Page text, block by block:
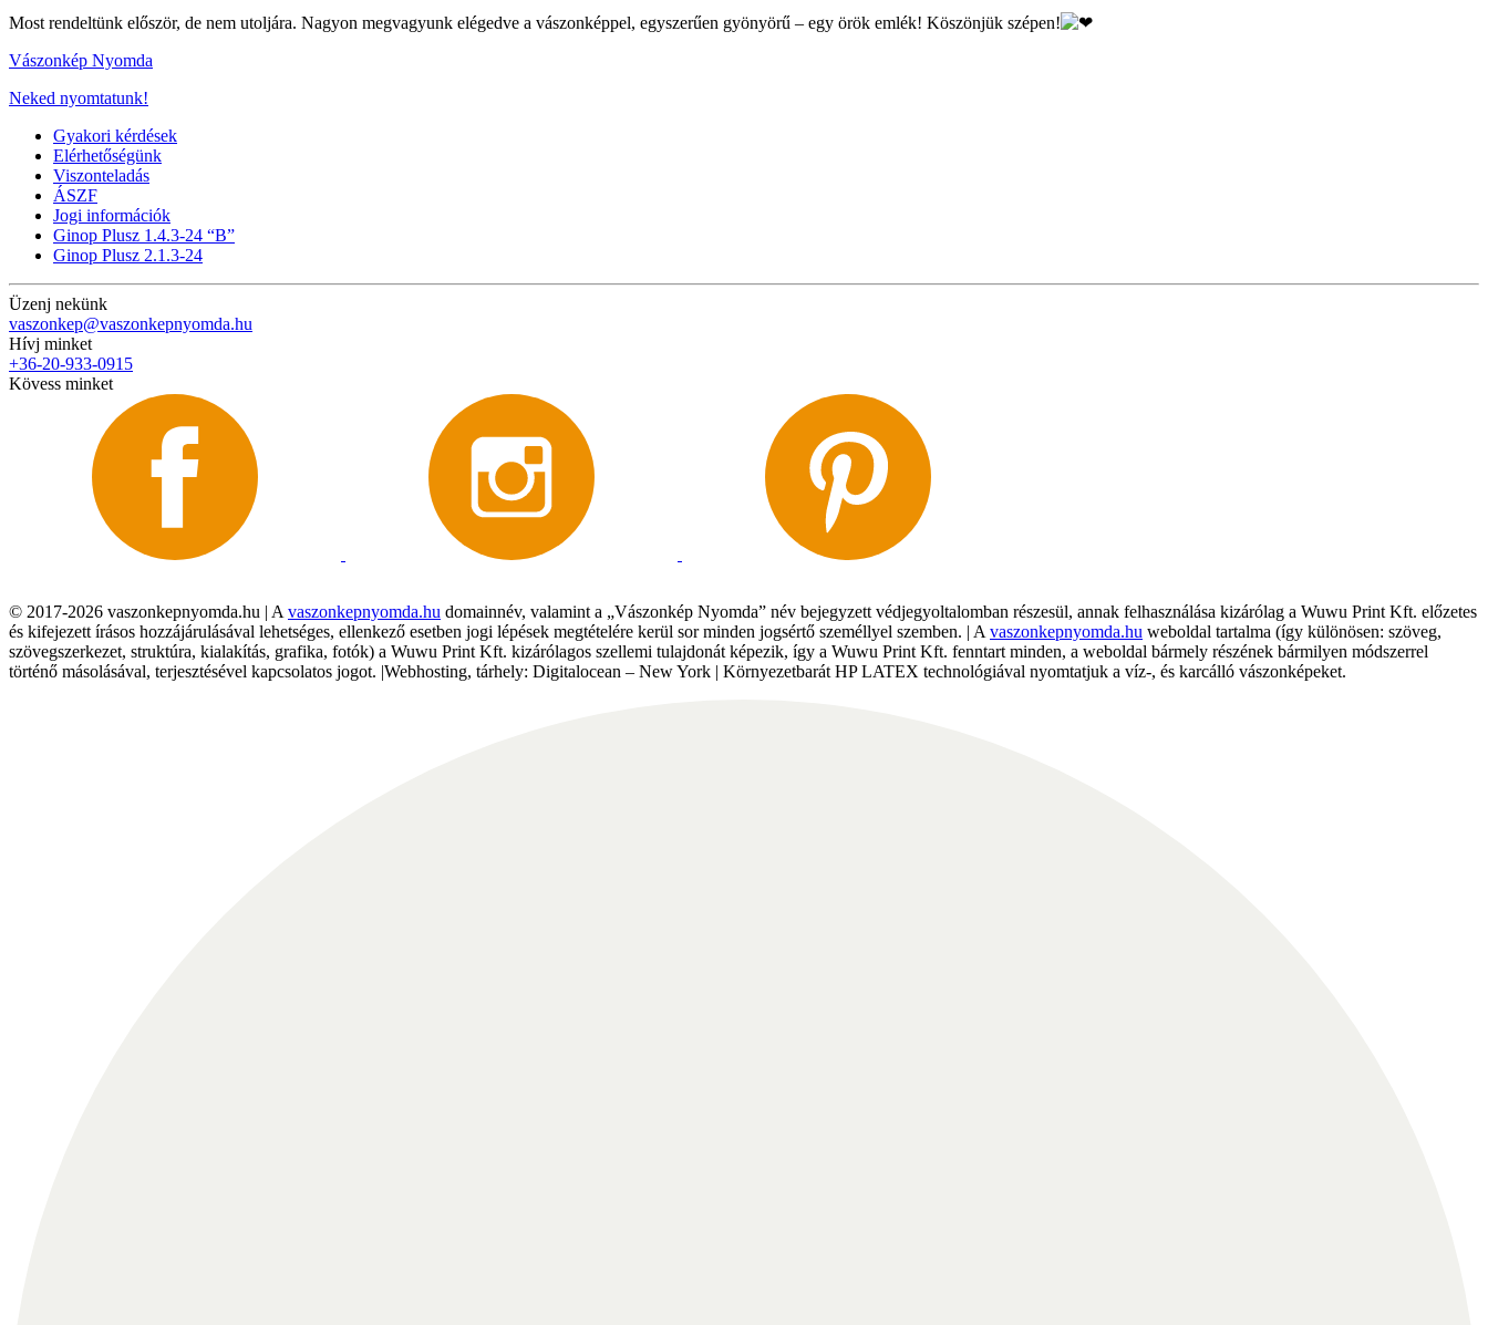
Most rendeltünk először, de nem utoljára. Nagyon megvagyunk elégedve a vászonképpel, egyszerűen gyönyörű – egy örök emlék! Köszönjük szépen!
Vászonkép Nyomda
Neked nyomtatunk!
Gyakori kérdések
Elérhetőségünk
Viszonteladás
ÁSZF
Jogi információk
Ginop Plusz 1.4.3-24 “B”
Ginop Plusz 2.1.3-24
Üzenj nekünk
vaszonkep@vaszonkepnyomda.hu
Hívj minket
+36-20-933-0915
Kövess minket
© 2017-2026 vaszonkepnyomda.hu | A vaszonkepnyomda.hu domainnév, valamint a „Vászonkép Nyomda” név bejegyzett védjegyoltalomban részesül, annak felhasználása kizárólag a Wuwu Print Kft. előzetes
és kifejezett írásos hozzájárulásával lehetséges, ellenkező esetben jogi lépések megtételére kerül sor minden jogsértő személlyel szemben. | A vaszonkepnyomda.hu weboldal tartalma (így különösen: szöveg,
szövegszerkezet, struktúra, kialakítás, grafika, fotók) a Wuwu Print Kft. kizárólagos szellemi tulajdonát képezik, így a Wuwu Print Kft. fenntart minden, a weboldal bármely részének bármilyen módszerrel
történő másolásával, terjesztésével kapcsolatos jogot. |Webhosting, tárhely: Digitalocean – New York | Környezetbarát HP LATEX technológiával nyomtatjuk a víz-, és karcálló vászonképeket.